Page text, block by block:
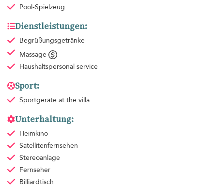
Pool-Spielzeug
Dienstleistungen:
Begrüßungsgetränke
Massage
Haushaltspersonal service
Sport:
Sportgeräte at the villa
Unterhaltung:
Heimkino
Satellitenfernsehen
Stereoanlage
Fernseher
Billiardtisch